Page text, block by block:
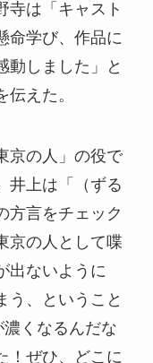
寺は「キャスト
命学び、作品に
動しました」と
えた。
京の人」の役で
井上は「（ずる
方言をチェック
京の人として喋
出ないように
う、ということ
くなるんだな
！ぜひ、どこに